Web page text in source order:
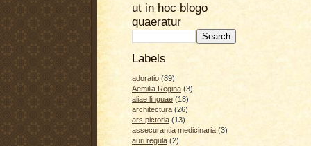
ut in hoc blogo
quaeratur
Labels
adoratio (89)
Aemilia Regina (3)
aliae linguae (18)
architectura (26)
ars pictoria (13)
assecurantia medicinaria (3)
auri regula (2)